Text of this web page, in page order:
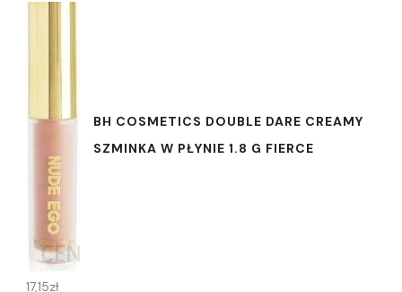
BH COSMETICS DOUBLE DARE CREAMY
SZMINKA W PŁYNIE 1.8 G FIERCE
17,15zł